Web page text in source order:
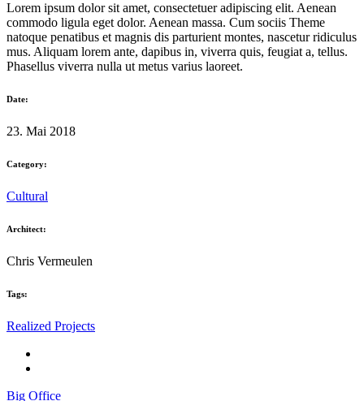
Lorem ipsum dolor sit amet, consectetuer adipiscing elit. Aenean
commodo ligula eget dolor. Aenean massa. Cum sociis Theme
natoque penatibus et magnis dis parturient montes, nascetur ridiculus
mus. Aliquam lorem ante, dapibus in, viverra quis, feugiat a, tellus.
Phasellus viverra nulla ut metus varius laoreet.
Date:
23. Mai 2018
Category:
Cultural
Architect:
Chris Vermeulen
Tags:
Realized Projects
Big Office